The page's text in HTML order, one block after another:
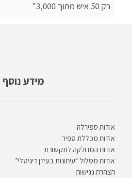
רק 50 איש מתוך 3,000"
מידע נוסף
אודות ספירלה
אודות מכללת ספיר
אודות המחלקה לתקשורת
אודות מסלול “עיתונות בעידן דיגיטלי”
הצהרת נגישות